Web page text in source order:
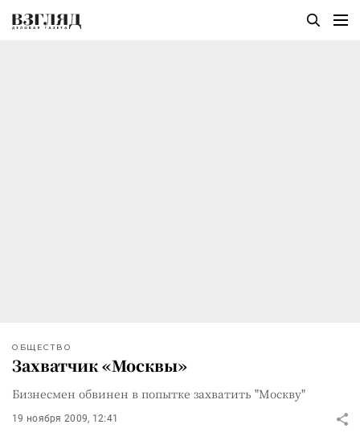
ОБЩЕСТВО
Захватчик «Москвы»
Бизнесмен обвинен в попытке захватить "Москву"
19 ноября 2009, 12:41